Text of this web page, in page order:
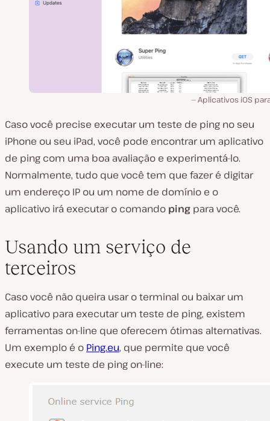
Aplicativos iOS
Caso você precise executar um teste de ping no seu
iPhone ou seu iPad, você pode encontrar um aplicativo
de ping com uma boa avaliação e experimentá-lo.
Normalmente, tudo que você tem que fazer é digitar
um endereço IP ou um nome de domínio e o
aplicativo irá executar o comando ping para você.
Usando um serviço de
terceiros
Caso você não queira usar o terminal ou baixar um
aplicativo para executar um teste de ping, existem
ferramentas on-line que oferecem ótimas alternativas.
Um exemplo é o Ping.eu, que permite que você
execute um teste de ping on-line: